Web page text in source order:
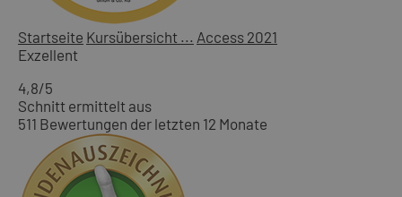
Startseite Kursübersicht ... Access 2021
Exzellent
4,8/5
Schnitt ermittelt aus
511 Bewertungen der letzten 12 Monate